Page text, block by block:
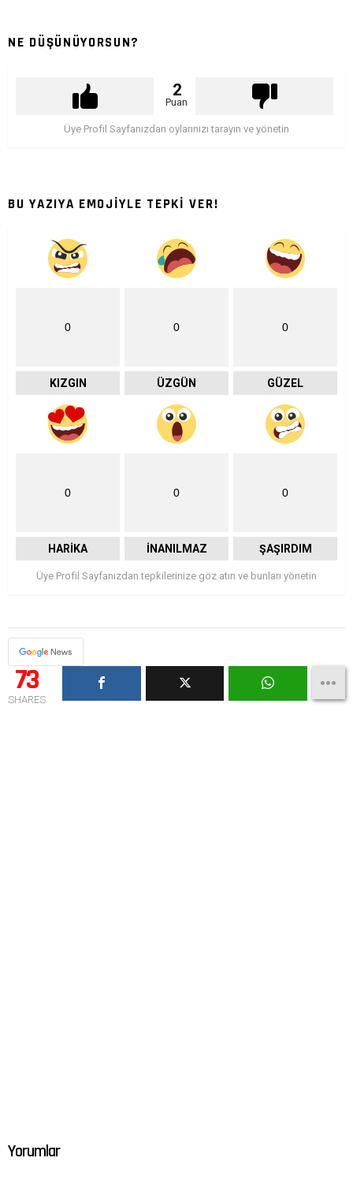
NE DÜŞÜNÜYORSUN?
2
Puan
Üye Profil Sayfanızdan oylarınızı tarayın ve yönetin
BU YAZIYA EMOJİYLE TEPKİ VER!
0
KIZGIN
0
ÜZGÜN
0
GÜZEL
0
HARIKA
0
İNANILMAZ
0
ŞAŞIRDIM
Üye Profil Sayfanızdan tepkilerinize göz atın ve bunları yönetin
73
SHARES
Yorumlar